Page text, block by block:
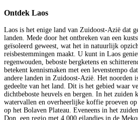
Ontdek Laos
Laos is het enige land van Zuidoost-Azië dat
landen. Mede door het ontbreken van een
geïsoleerd geweest, wat het in natuurlijk
reisbestemmingen maakt. U kunt in Laos
regenwouden, beboste bergketens en
betekent kennismaken met een levenstempo
andere landen in Zuidoost-Azië. Het noorden
gedeelte van het land. Dit is het gebied waar
dichtbeboste heuvels en bergen. In het zuiden
watervallen en overheerlijke koffie proeven
op het Bolaven Plateau. Eveneens in het
Don, een regio met 4.000 eilandjes in de